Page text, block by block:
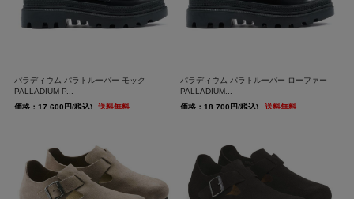
パラディウム パラトルーパー モック
PALLADIUM P...
価格：17,600円(税込)
送料無料
パラディウム パラトルーパー ローファー
PALLADIUM...
価格：18,700円(税込)
送料無料